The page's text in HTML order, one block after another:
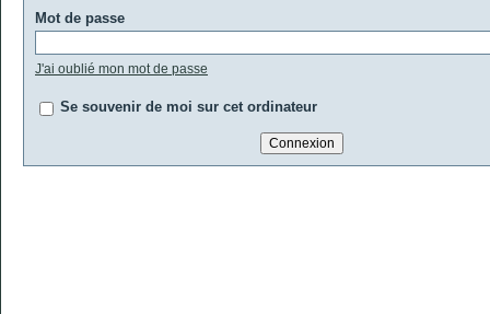
Mot de passe
J'ai oublié mon mot de passe
Se souvenir de moi sur cet ordinateur